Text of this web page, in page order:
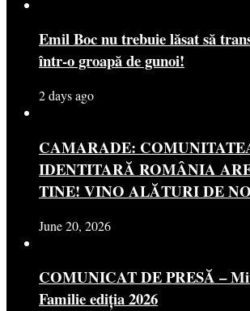
Emil Boc nu trebuie lăsat să
într-o groapă de gunoi!
2 days ago
CAMARADE:
IDENTITARĂ ROMÂNIA
TINE! VINO ALĂTURI DE
June 20, 2026
COMUNICAT DE PRESĂ –
Familie ediția 2026